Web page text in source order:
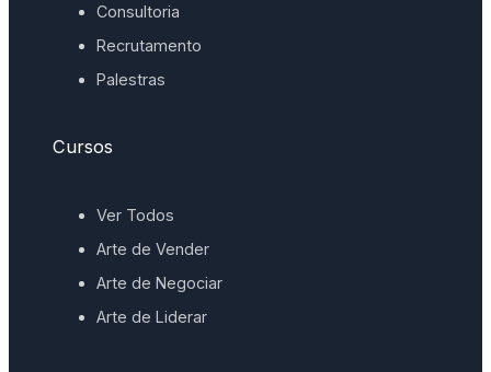
Consultoria
Recrutamento
Palestras
Cursos
Ver Todos
Arte de Vender
Arte de Negociar
Arte de Liderar